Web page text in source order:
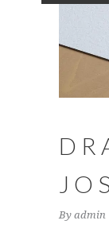
By admin